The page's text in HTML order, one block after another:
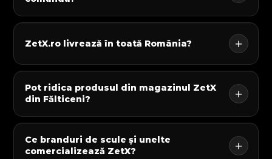
ZetX.ro livrează în toată România?
Pot ridica produsul din magazinul ZetX
din Fălticeni?
Ce branduri de scule și unelte
comercializează ZetX?